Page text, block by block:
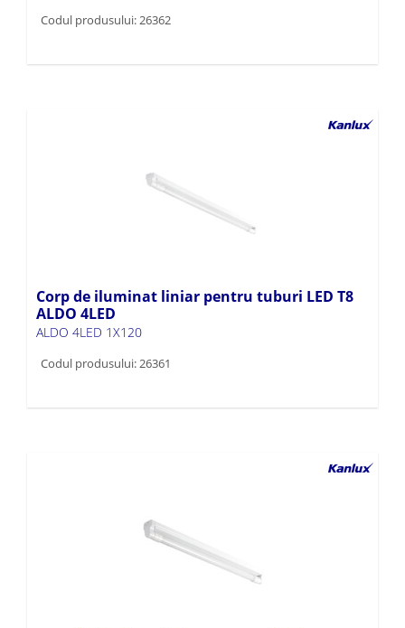
Codul produsului: 26362
Corp de iluminat liniar pentru tuburi LED T8
ALDO 4LED
ALDO 4LED 1X120
Codul produsului: 26361